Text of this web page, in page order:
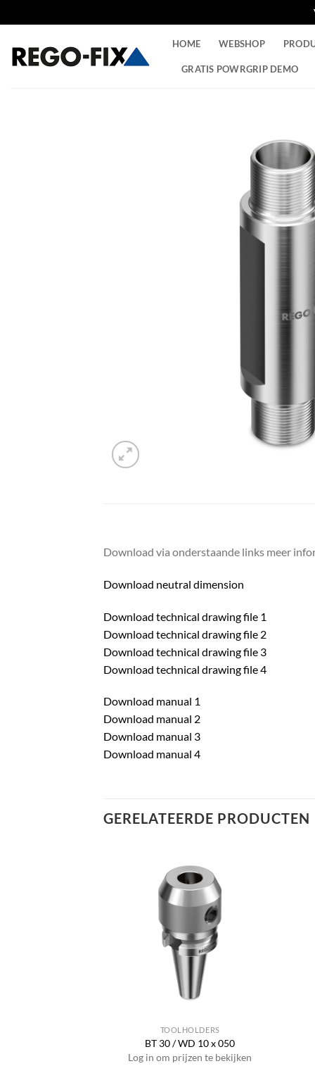
naar
inhoud
HOME WEBSHOP
GRATIS POWRGRIP DEMO
Download via onderstaande links meer
Download neutral dimension
Download technical drawing file 1
Download technical drawing file 2
Download technical drawing file 3
Download technical drawing file 4
Download manual 1
Download manual 2
Download manual 3
Download manual 4
GERELATEERDE PRODUCTEN
TOOLHOLDERS
BT 30 / WD 10 x 050
Log in om prijzen te bekijken